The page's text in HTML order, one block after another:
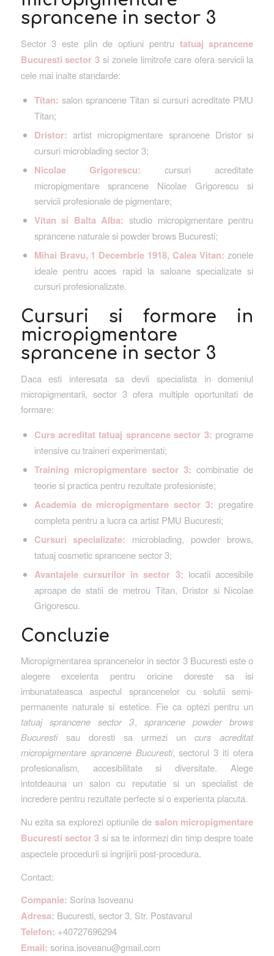
sprancene in sector 3
Sector 3 este plin de optiuni pentru tatuaj sprancene
Bucuresti sector 3 si zonele limitrofe care ofera servicii la
cele mai inalte standarde:
Titan: salon sprancene Titan si cursuri acreditate PMU
Titan;
Dristor: artist micropigmentare sprancene Dristor si
cursuri microblading sector 3;
Nicolae Grigorescu: cursuri acreditate
micropigmentare sprancene Nicolae Grigorescu si
servicii profesionale de pigmentare;
Vitan si Balta Alba: studio micropigmentare pentru
sprancene naturale si powder brows Bucuresti;
Mihai Bravu, 1 Decembrie 1918, Calea Vitan: zonele
ideale pentru acces rapid la saloane specializate si
cursuri profesionalizate.
Cursuri si formare in
micropigmentare
sprancene in sector 3
Daca esti interesata sa devii specialista in domeniul
micropigmentarii, sector 3 ofera multiple oportunitati de
formare:
Curs acreditat tatuaj sprancene sector 3: programe
intensive cu traineri experimentati;
Training micropigmentare sector 3: combinatie de
teorie si practica pentru rezultate profesioniste;
Academia de micropigmentare sector 3: pregatire
completa pentru a lucra ca artist PMU Bucuresti;
Cursuri specializate: microblading, powder brows,
tatuaj cosmetic sprancene sector 3;
Avantajele cursurilor in sector 3: locatii accesibile
aproape de statii de metrou Titan, Dristor si Nicolae
Grigorescu.
Concluzie
Micropigmentarea sprancenelor in sector 3 Bucuresti este o
alegere excelenta pentru oricine doreste sa isi
imbunatateasca aspectul sprancenelor cu solutii semi-
permanente naturale si estetice. Fie ca optezi pentru un
tatuaj sprancene sector 3, sprancene powder brows
Bucurestisau doresti sa urmezi uncurs acreditat
micropigmentare sprancene Bucuresti, sectorul 3 iti ofera
profesionalism, accesibilitate si diversitate. Alege
intotdeauna un salon cu reputatie si un specialist de
incredere pentru rezultate perfecte si o experienta placuta.
Nu ezita sa explorezi optiunile de salon micropigmentare
Bucuresti sector 3 si sa te informezi din timp despre toate
aspectele procedurii si ingrijirii post-procedura.
Contact:
Companie: Sorina Isoveanu
Adresa: Bucuresti, sector 3, Str. Postavarul
Telefon: +40727696294
Email: sorina.isoveanu@gmail.com